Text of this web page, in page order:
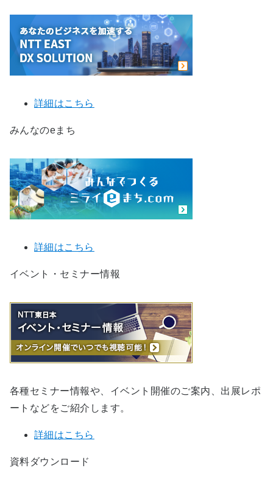
詳細はこちら
みんなのeまち
詳細はこちら
イベント・セミナー情報
各種セミナー情報や、イベント開催のご案内、出展レポ
ートなどをご紹介します。
詳細はこちら
資料ダウンロード